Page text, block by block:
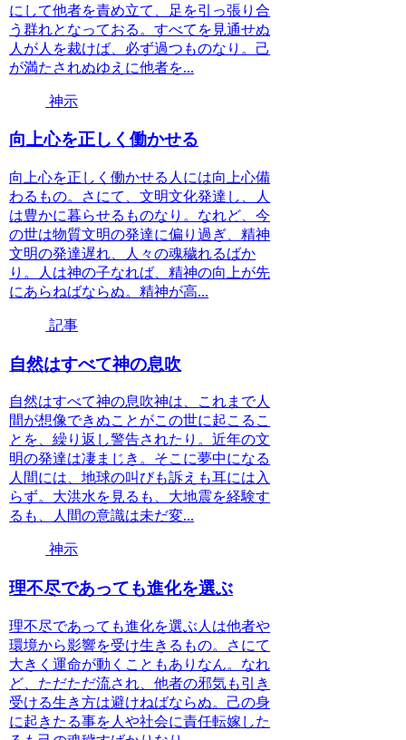
にして他者を責め立て、足を引っ張り合
う群れとなっておる。すべてを見通せぬ
人が人を裁けば、必ず過つものなり。己
が満たされぬゆえに他者を...
神示
向上心を正しく働かせる
向上心を正しく働かせる人には向上心備
わるもの。さにて、文明文化発達し、人
は豊かに暮らせるものなり。なれど、今
の世は物質文明の発達に偏り過ぎ、精神
文明の発達遅れ、人々の魂穢れるばか
り。人は神の子なれば、精神の向上が先
にあらねばならぬ。精神が高...
記事
自然はすべて神の息吹
自然はすべて神の息吹神は、これまで人
間が想像できぬことがこの世に起こるこ
とを、繰り返し警告されたり。近年の文
明の発達は凄まじき。そこに夢中になる
人間には、地球の叫びも訴えも耳には入
らず。大洪水を見るも、大地震を経験す
るも、人間の意識は未だ変...
神示
理不尽であっても進化を選ぶ
理不尽であっても進化を選ぶ人は他者や
環境から影響を受け生きるもの。さにて
大きく運命が動くこともありなん。なれ
ど、ただただ流され、他者の邪気も引き
受ける生き方は避けねばならぬ。己の身
に起きたる事を人や社会に責任転嫁した